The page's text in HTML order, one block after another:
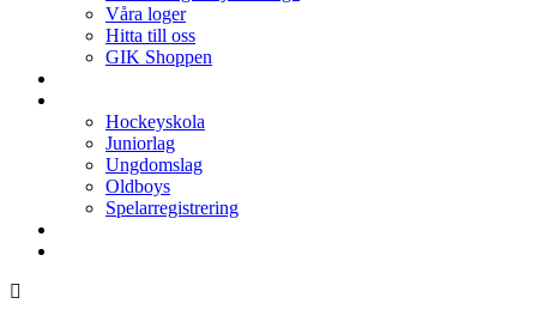
Våra loger
Hitta till oss
GIK Shoppen
Hockeyskola
Juniorlag
Ungdomslag
Oldboys
Spelarregistrering